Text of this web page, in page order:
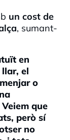
un cost de
, sumant-
en
el
o
que
però sí
no